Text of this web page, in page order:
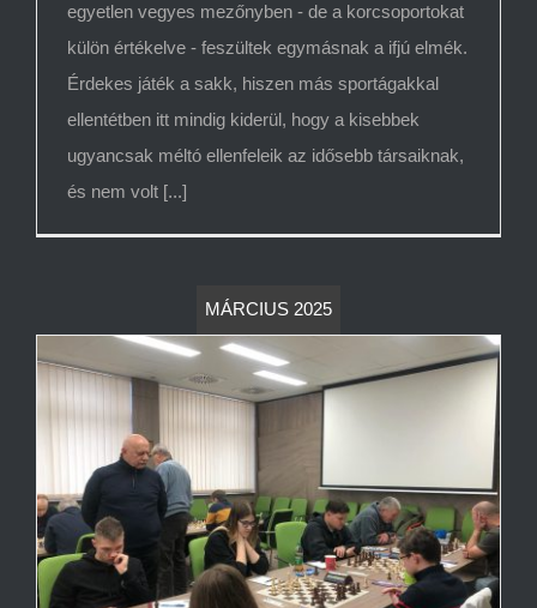
egyetlen vegyes mezőnyben - de a korcsoportokat
külön értékelve - feszültek egymásnak a ifjú elmék.
Érdekes játék a sakk, hiszen más sportágakkal
ellentétben itt mindig kiderül, hogy a kisebbek
ugyancsak méltó ellenfeleik az idősebb társaiknak,
és nem volt [...]
MÁRCIUS 2025